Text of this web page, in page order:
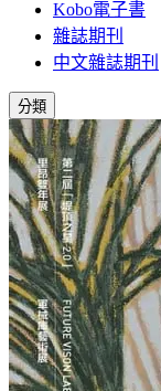
Kobo電子書
雜誌期刊
中文雜誌期刊
分類